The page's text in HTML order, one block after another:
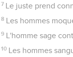
7 Le juste prend
8 Les hommes
9 L'homme sage
10 Les hommes